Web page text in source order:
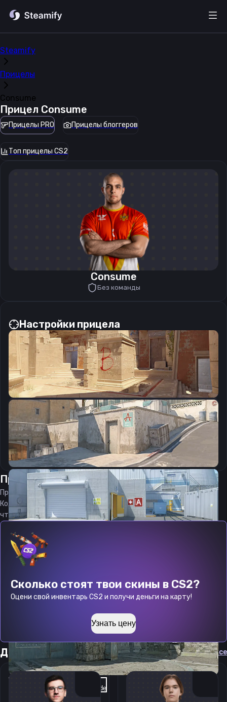
Steamify
Прицелы
Consume
Прицел Consume
Прицелы PRO Прицелы блоггеров
Топ прицелы CS2
Consume
Без команды
Настройки прицела
Previous slide Next slide
CSGO-Cvxfv-9nthk-NtwJ5-WDOqq-PprBE
Скопировать
ПрицелКонсьюмот 08.08.2026
Прицел Consume является актуальным на
08.08.2026
Код прицела
CS 2 стараемся еженедельно обновлять,
чтобы вы могли играть с актуальными настройками игрока.
Сколько стоят твои скины в CS2?
Оцени свой инвентарь CS2 и получи деньги на карту!
Узнать цену
Другие прицелы Cмотреть все